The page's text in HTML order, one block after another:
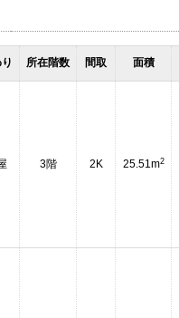
所在階数 間取 面積
3階 2K 25.51m2